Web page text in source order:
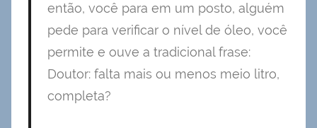
então, você para em um posto, alguém
pede para verificar o nível de óleo, você
permite e ouve a tradicional frase:
Doutor: falta mais ou menos meio litro,
completa?